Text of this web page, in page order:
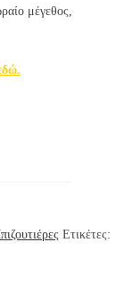
μέγεθος,
Ετικέτες: